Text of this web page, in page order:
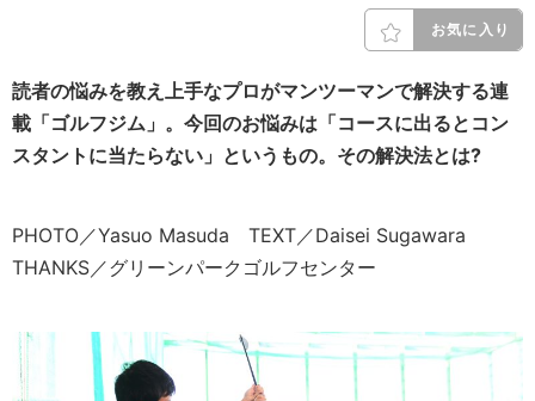
お気に入り
読者の悩みを教え上手なプロがマンツーマンで解決する連
載「ゴルフジム」。今回のお悩みは「コースに出るとコン
スタントに当たらない」というもの。その解決法とは?
PHOTO／Yasuo Masuda TEXT／Daisei Sugawara
THANKS／グリーンパークゴルフセンター